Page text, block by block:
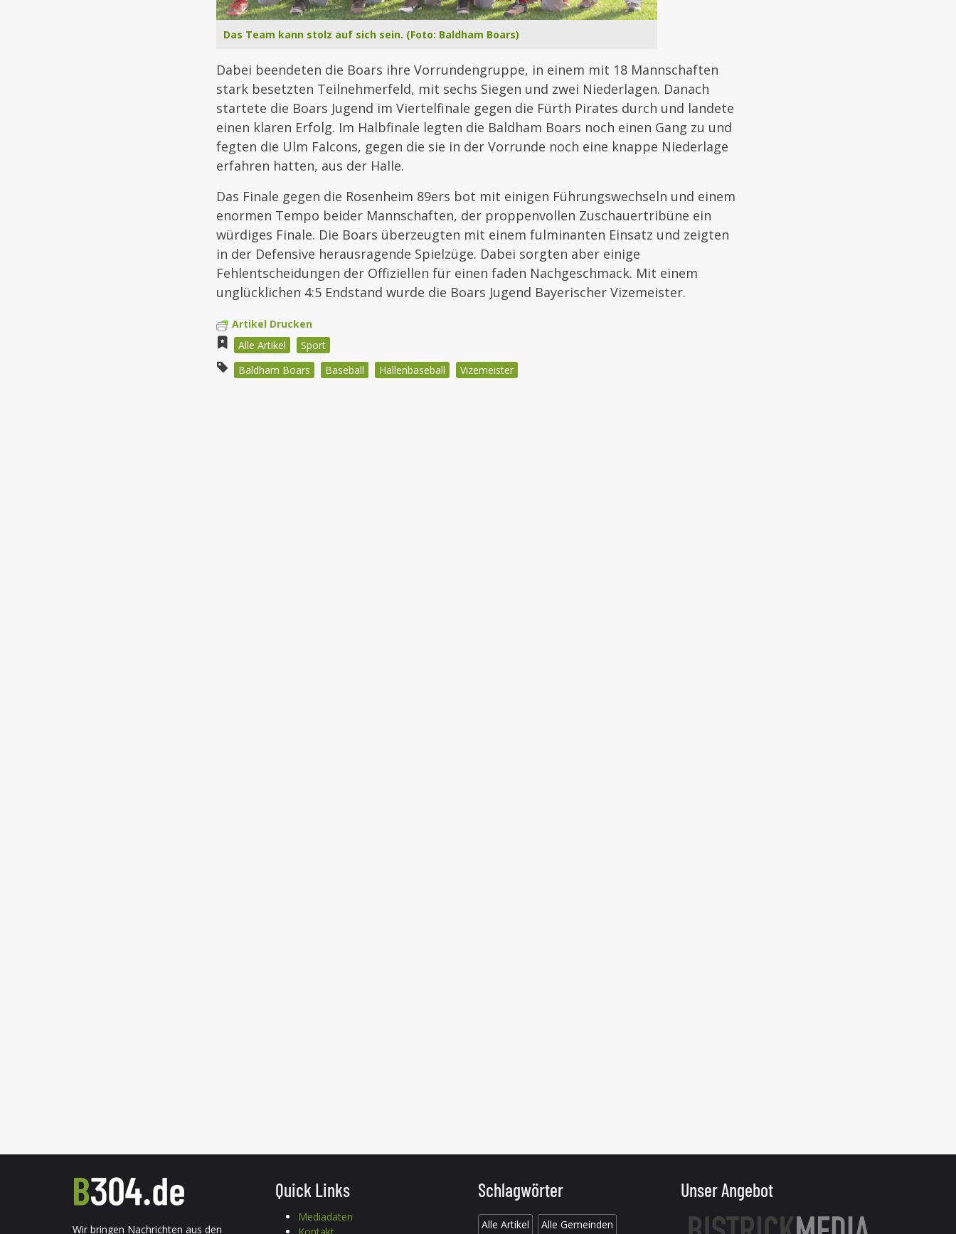
Das Team kann stolz auf sich sein. (Foto: Baldham Boars)
Dabei beendeten die Boars ihre Vorrundengruppe, in einem mit 18 Mannschaften
stark besetzten Teilnehmerfeld, mit sechs Siegen und zwei Niederlagen. Danach
startete die Boars Jugend im Viertelfinale gegen die Fürth Pirates durch und landete
einen klaren Erfolg. Im Halbfinale legten die Baldham Boars noch einen Gang zu und
fegten die Ulm Falcons, gegen die sie in der Vorrunde noch eine knappe Niederlage
erfahren hatten, aus der Halle.
Das Finale gegen die Rosenheim 89ers bot mit einigen Führungswechseln und einem
enormen Tempo beider Mannschaften, der proppenvollen Zuschauertribüne ein
würdiges Finale. Die Boars überzeugten mit einem fulminanten Einsatz und zeigten
in der Defensive herausragende Spielzüge. Dabei sorgten aber einige
Fehlentscheidungen der Offiziellen für einen faden Nachgeschmack. Mit einem
unglücklichen 4:5 Endstand wurde die Boars Jugend Bayerischer Vizemeister.
Artikel Drucken
Alle Artikel
Sport
Baldham Boars
Baseball Hallenbaseball Vizemeister
Wir bringen Nachrichten aus den
Quick Links
Mediadaten
Schlagwörter
Alle Artikel Alle Gemeinden
Unser Angebot